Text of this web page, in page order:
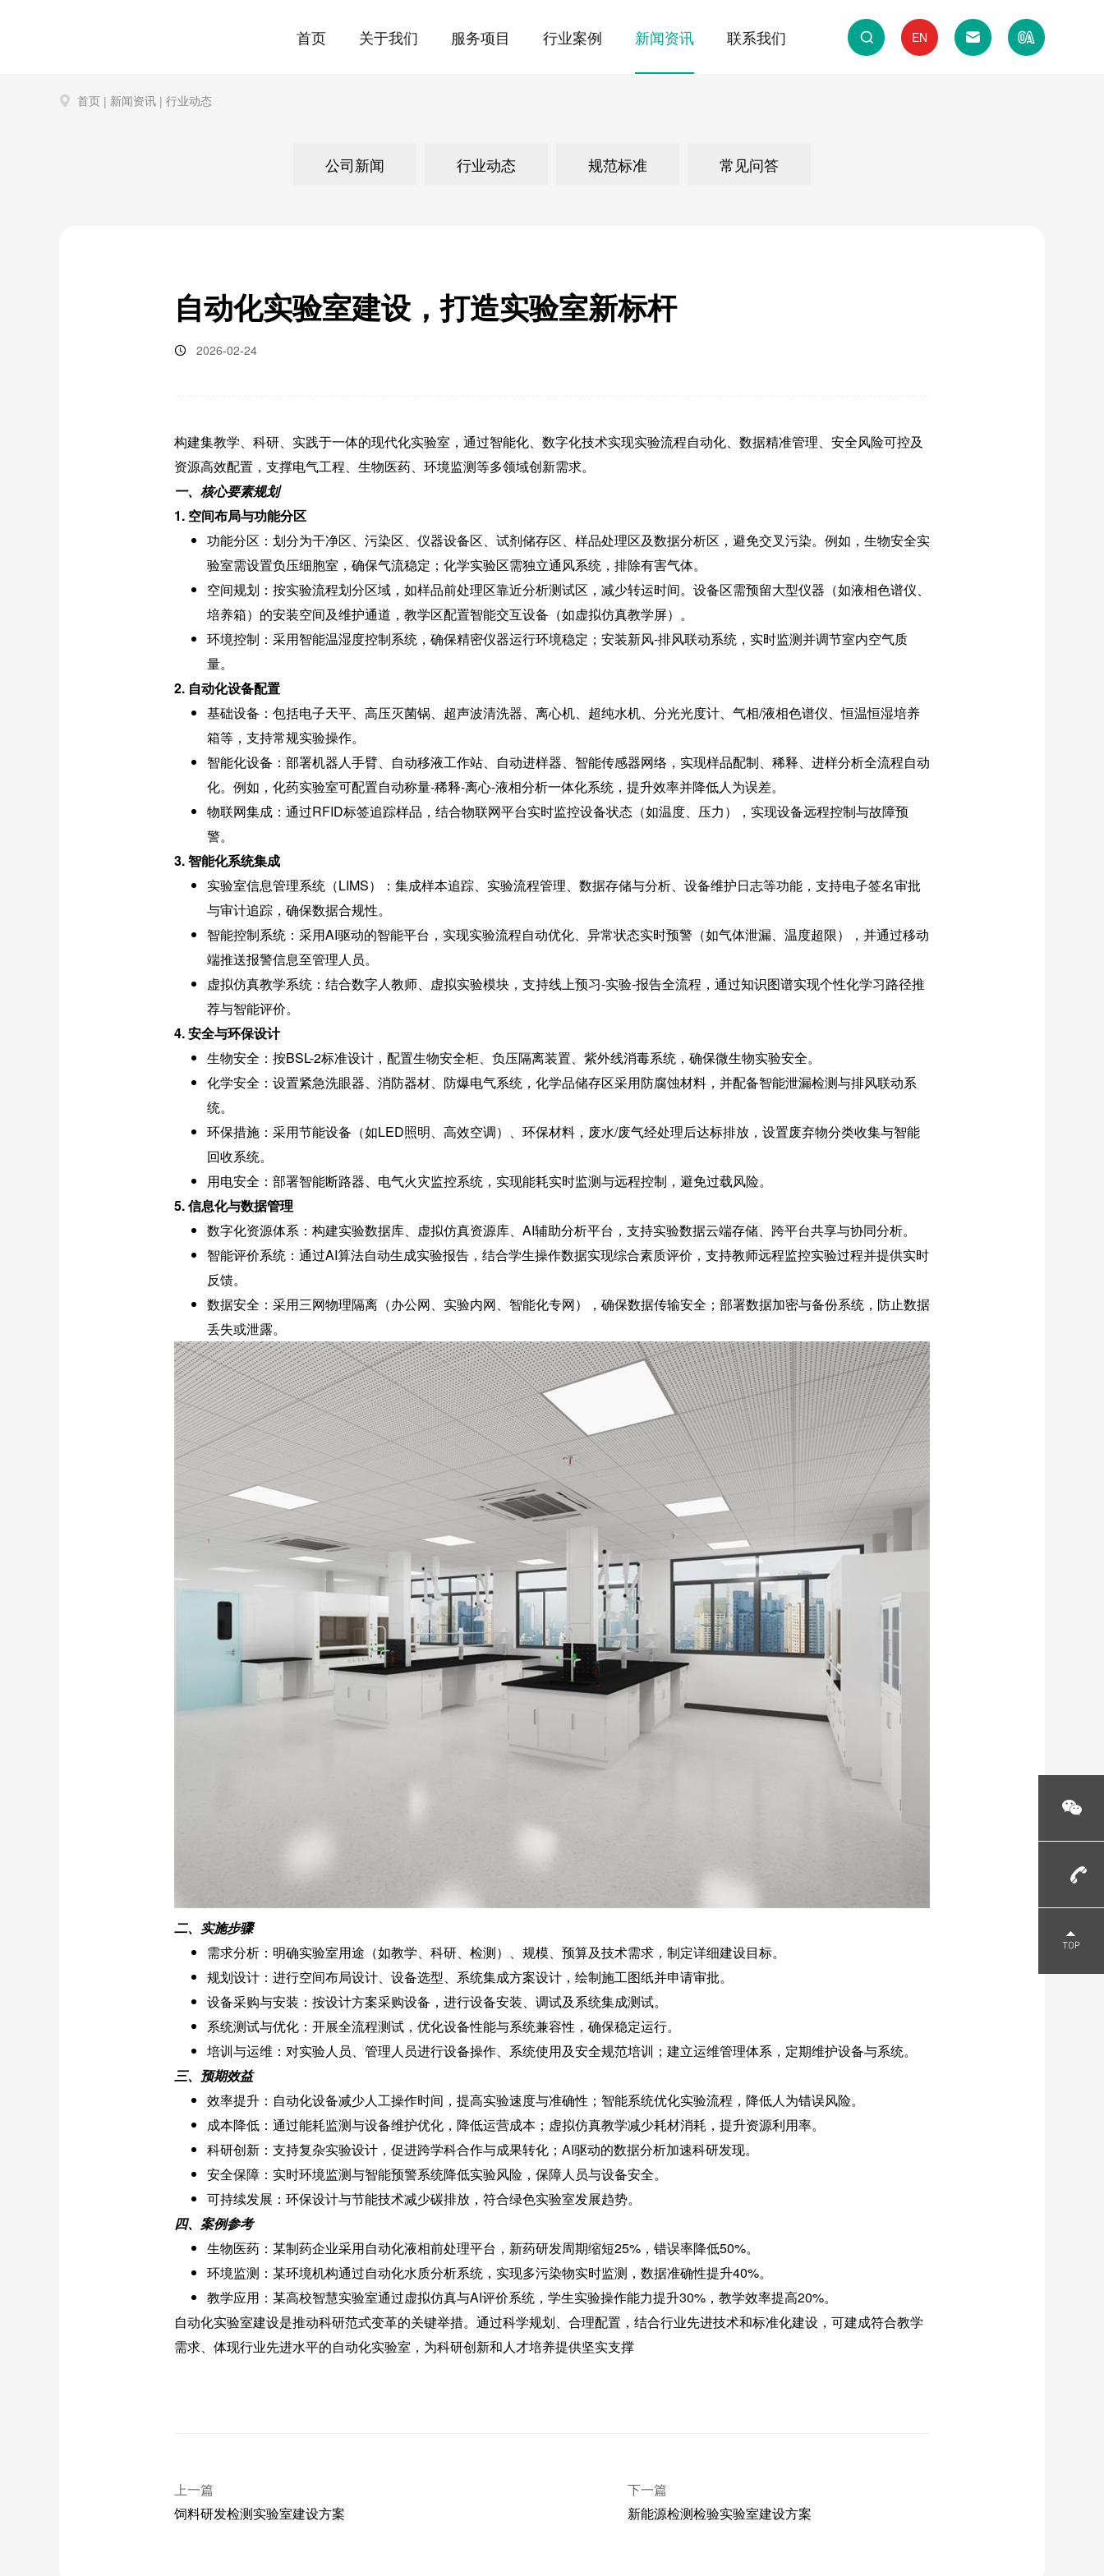
首页 关于我们 服务项目
实验室纯水系统 实验室废水处理系统 实验室废液收集系统
行业案例
教育与科研机构 公安与司法行业 第三方检测机构
新闻资讯 联系我们 EN
首页 | 新闻资讯 | 行业动态
公司新闻 行业动态 规范标准 常见问答
自动化实验室建设，打造实验室新标杆
2026-02-24
构建集教学、科研、实践于一体的现代化实验室，通过智能化、数字化技术实现实验流程自动化、数据精准管理、安全风险可控及
资源高效配置，支撑电气工程、生物医药、环境监测等多领域创新需求。
一、核心要素规划
1. 空间布局与功能分区
功能分区：划分为干净区、污染区、仪器设备区、试剂储存区、样品处理区及数据分析区，避免交叉污染。例如，生物安全实
验室需设置负压细胞室，确保气流稳定；化学实验区需独立通风系统，排除有害气体。
空间规划：按实验流程划分区域，如样品前处理区靠近分析测试区，减少转运时间。设备区需预留大型仪器（如液相色谱仪、
培养箱）的安装空间及维护通道，教学区配置智能交互设备（如虚拟仿真教学屏）。
环境控制：采用智能温湿度控制系统，确保精密仪器运行环境稳定；安装新风-排风联动系统，实时监测并调节室内空气质
量。
2. 自动化设备配置
基础设备：包括电子天平、高压灭菌锅、超声波清洗器、离心机、超纯水机、分光光度计、气相/液相色谱仪、恒温恒湿培养
箱等，支持常规实验操作。
智能化设备：部署机器人手臂、自动移液工作站、自动进样器、智能传感器网络，实现样品配制、稀释、进样分析全流程自动
化。例如，化药实验室可配置自动称量-稀释-离心-液相分析一体化系统，提升效率并降低人为误差。
物联网集成：通过RFID标签追踪样品，结合物联网平台实时监控设备状态（如温度、压力），实现设备远程控制与故障预
警。
3. 智能化系统集成
实验室信息管理系统（LIMS）：集成样本追踪、实验流程管理、数据存储与分析、设备维护日志等功能，支持电子签名审批
与审计追踪，确保数据合规性。
智能控制系统：采用AI驱动的智能平台，实现实验流程自动优化、异常状态实时预警（如气体泄漏、温度超限），并通过移动
端推送报警信息至管理人员。
虚拟仿真教学系统：结合数字人教师、虚拟实验模块，支持线上预习-实验-报告全流程，通过知识图谱实现个性化学习路径推
荐与智能评价。
4. 安全与环保设计
生物安全：按BSL-2标准设计，配置生物安全柜、负压隔离装置、紫外线消毒系统，确保微生物实验安全。
化学安全：设置紧急洗眼器、消防器材、防爆电气系统，化学品储存区采用防腐蚀材料，并配备智能泄漏检测与排风联动系
统。
环保措施：采用节能设备（如LED照明、高效空调）、环保材料，废水/废气经处理后达标排放，设置废弃物分类收集与智能
回收系统。
用电安全：部署智能断路器、电气火灾监控系统，实现能耗实时监测与远程控制，避免过载风险。
5. 信息化与数据管理
数字化资源体系：构建实验数据库、虚拟仿真资源库、AI辅助分析平台，支持实验数据云端存储、跨平台共享与协同分析。
智能评价系统：通过AI算法自动生成实验报告，结合学生操作数据实现综合素质评价，支持教师远程监控实验过程并提供实时
反馈。
数据安全：采用三网物理隔离（办公网、实验内网、智能化专网），确保数据传输安全；部署数据加密与备份系统，防止数据
丢失或泄露。
二、实施步骤
需求分析：明确实验室用途（如教学、科研、检测）、规模、预算及技术需求，制定详细建设目标。
规划设计：进行空间布局设计、设备选型、系统集成方案设计，绘制施工图纸并申请审批。
设备采购与安装：按设计方案采购设备，进行设备安装、调试及系统集成测试。
系统测试与优化：开展全流程测试，优化设备性能与系统兼容性，确保稳定运行。
培训与运维：对实验人员、管理人员进行设备操作、系统使用及安全规范培训；建立运维管理体系，定期维护设备与系统。
三、预期效益
效率提升：自动化设备减少人工操作时间，提高实验速度与准确性；智能系统优化实验流程，降低人为错误风险。
成本降低：通过能耗监测与设备维护优化，降低运营成本；虚拟仿真教学减少耗材消耗，提升资源利用率。
科研创新：支持复杂实验设计，促进跨学科合作与成果转化；AI驱动的数据分析加速科研发现。
安全保障：实时环境监测与智能预警系统降低实验风险，保障人员与设备安全。
可持续发展：环保设计与节能技术减少碳排放，符合绿色实验室发展趋势。
四、案例参考
生物医药：某制药企业采用自动化液相前处理平台，新药研发周期缩短25%，错误率降低50%。
环境监测：某环境机构通过自动化水质分析系统，实现多污染物实时监测，数据准确性提升40%。
教学应用：某高校智慧实验室通过虚拟仿真与AI评价系统，学生实验操作能力提升30%，教学效率提高20%。
自动化实验室建设是推动科研范式变革的关键举措。通过科学规划、合理配置，结合行业先进技术和标准化建设，可建成符合教学
需求、体现行业先进水平的自动化实验室，为科研创新和人才培养提供坚实支撑
上一篇
饲料研发检测实验室建设方案
下一篇
新能源检测检验实验室建设方案